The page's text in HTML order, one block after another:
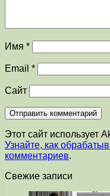
Имя *
Email *
Сайт
Этот сайт использует
Узнайте, как
комментариев.
Свежие записи